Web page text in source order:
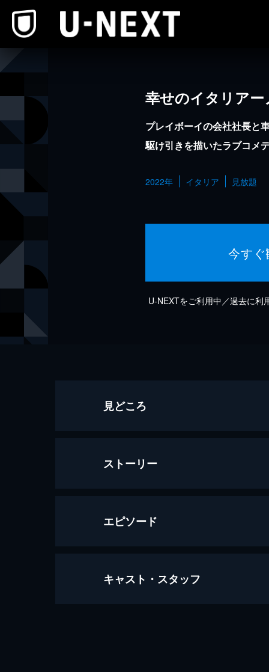
幸せのイタリアー
プレイボーイの会社社長と
駆け引きを描いたラブコメ
2022年 イタリア 見放題
今す
U-NEXTをご利用中／過去に利
見どころ
ストーリー
エピソード
幸せのイタリアーノ
キャスト・スタッフ